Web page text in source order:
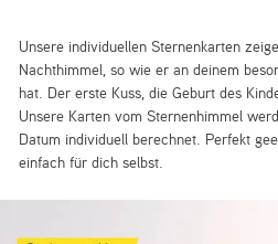
Unsere individuellen Sternenkarten
Nachthimmel, so wie er an deinem
hat. Der erste Kuss, die Geburt des
Unsere Karten vom Sternenhimmel
Datum individuell berechnet. Perfekt
einfach für dich selbst.